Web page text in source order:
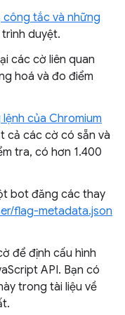
tắc và những
duyệt.
các cờ liên quan
hoá và đo điểm
của Chromium
cả các cờ có sẵn và
tra, có hơn 1.400
bot đăng các thay
flag-metadata.json
để định cấu hình
API. Bạn có
trong tài liệu về